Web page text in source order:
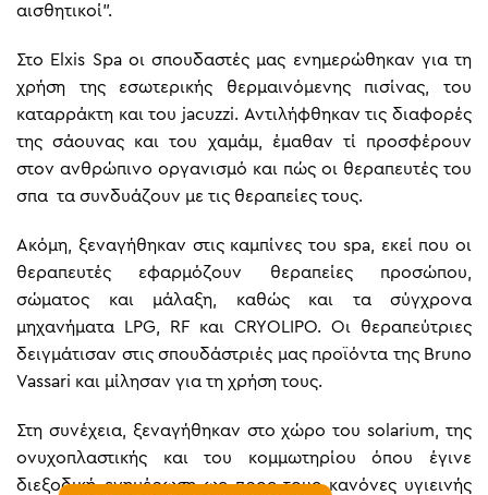
αισθητικοί”.
Στο Elxis Spa οι σπουδαστές μας ενημερώθηκαν για τη
χρήση της εσωτερικής θερμαινόμενης πισίνας, του
καταρράκτη και του jacuzzi. Αντιλήφθηκαν τις διαφορές
της σάουνας και του χαμάμ, έμαθαν τί προσφέρουν
στον ανθρώπινο οργανισμό και πώς οι θεραπευτές του
σπα τα συνδυάζουν με τις θεραπείες τους.
Ακόμη, ξεναγήθηκαν στις καμπίνες του spa, εκεί που οι
θεραπευτές εφαρμόζουν θεραπείες προσώπου,
σώματος και μάλαξη, καθώς και τα σύγχρονα
μηχανήματα LPG, RF και CRYOLIPO. Οι θεραπεύτριες
δειγμάτισαν στις σπουδάστριές μας προϊόντα της Bruno
Vassari και μίλησαν για τη χρήση τους.
Στη συνέχεια, ξεναγήθηκαν στο χώρο του solarium, της
ονυχοπλαστικής και του κομμωτηρίου όπου έγινε
διεξοδική ενημέρωση ως προς τους κανόνες υγιεινής